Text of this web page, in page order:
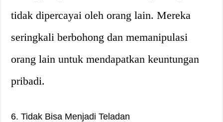
tidak dipercayai oleh orang lain. Mereka
seringkali berbohong dan memanipulasi
orang lain untuk mendapatkan keuntungan
pribadi.
6. Tidak Bisa Menjadi Teladan